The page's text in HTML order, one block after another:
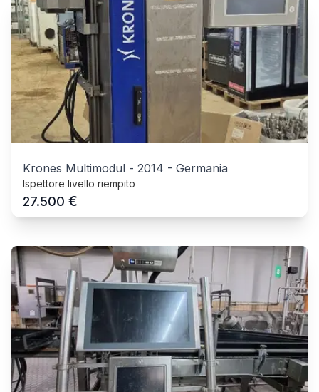
Krones Multimodul - 2014 - Germania
Ispettore livello riempito
27.500 €